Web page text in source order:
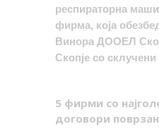
респираторна
фирма, која
Винора ДООЕЛ
Скопје со
5 фирми со
договори